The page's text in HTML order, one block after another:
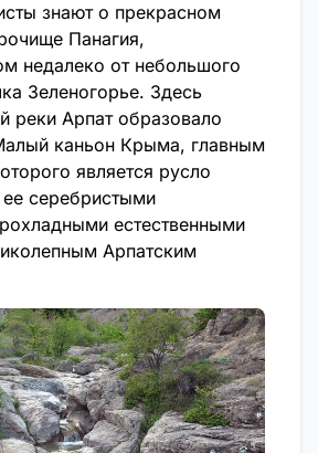
знают о прекрасном
Панагия,
недалеко от небольшого
Зеленогорье. Здесь
реки Арпат образовало
каньон Крыма, главным
является русло
серебристыми
естественными
Арпатским